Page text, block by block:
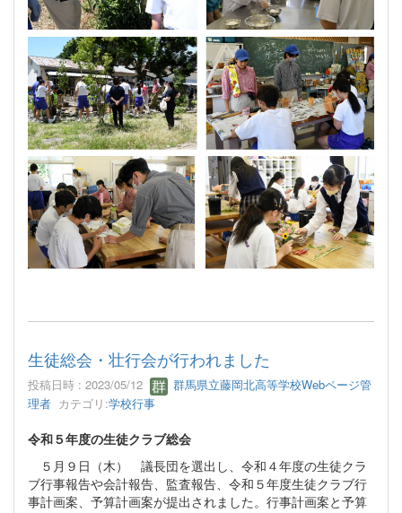
生徒総会・壮行会が行われました
投稿日時 : 2023/05/12
群馬県立藤岡北高等学校Webページ管
理者 カテゴリ:学校行事
令和５年度の生徒クラブ総会
５月９日（木） 議長団を選出し、令和４年度の生徒クラ
ブ行事報告や会計報告、監査報告、令和５年度生徒クラブ行
事計画案、予算計画案が提出されました。行事計画案と予算